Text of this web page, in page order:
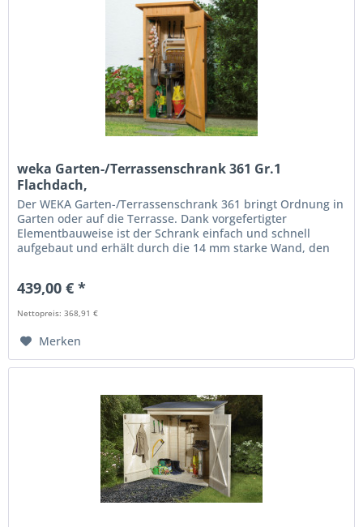
weka Garten-/Terrassenschrank 361 Gr.1
Flachdach,
Der WEKA Garten-/Terrassenschrank 361 bringt Ordnung in
Garten oder auf die Terrasse. Dank vorgefertigter
Elementbauweise ist der Schrank einfach und schnell
aufgebaut und erhält durch die 14 mm starke Wand, den
439,00 € *
Nettopreis: 368,91 €
Merken